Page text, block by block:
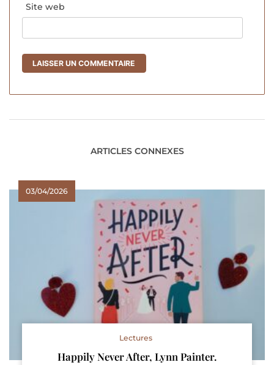
Site web
ARTICLES CONNEXES
03/04/2026
Lectures
Happily Never After, Lynn Painter.